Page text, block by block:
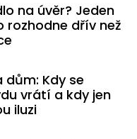
na úvěr? Jeden
dřív než
Kdy se
vrátí a kdy jen
iluzi